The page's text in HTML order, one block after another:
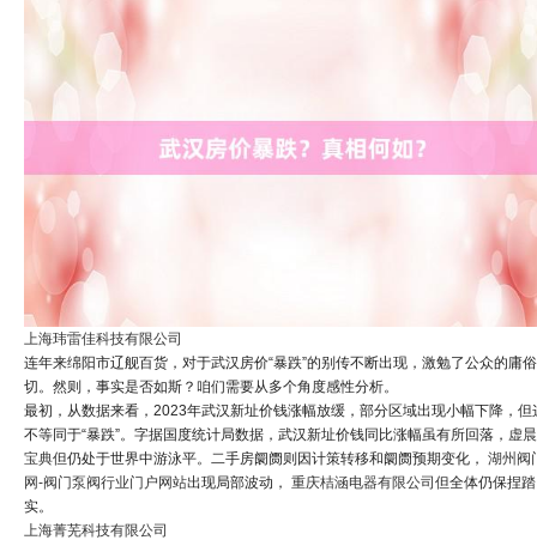
上海玮雷佳科技有限公司
连年来绵阳市辽舰百货，对于武汉房价“暴跌”的别传不断出现，激勉了公众的庸
切。然则，事实是否如斯？咱们需要从多个角度感性分析。
最初，从数据来看，2023年武汉新址价钱涨幅放缓，部分区域出现小幅下降，但
不等同于“暴跌”。字据国度统计局数据，武汉新址价钱同比涨幅虽有所回落， 虚
宝典但仍处于世界中游泳平。二手房阛阓则因计策转移和阛阓预期变化， 湖州阀
网-阀门泵阀行业门户网站出现局部波动， 重庆桔涵电器有限公司但全体仍保捏踏
实。
上海菁芜科技有限公司